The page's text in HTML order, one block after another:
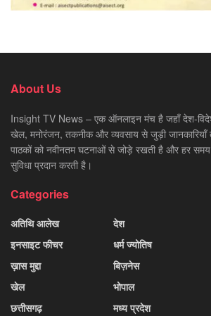
About Us
Insight TV News – एक ऑनलाइन मंच है जहाँ देश-
खेल, मनोरंजन, तकनीक और व्यवसाय से जुड़ी जानकारियाँ
पाठकों को नवीनतम घटनाओं से जोड़े रखती है और हर
सुविधा प्रदान करती है।
Categories
अतिथि आलेख
इनसाइट फीचर
ख़ास मुद्दा
खेल
छत्तीसगढ़
देश
धर्म ज्योतिष
बिज़नेस
भोपाल
मध्य प्रदेश